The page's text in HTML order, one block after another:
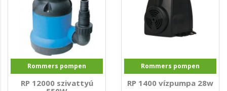
Rommers pompen
RP 12000 szivattyú
Rommers pompen
RP 1400 vízpumpa 28w